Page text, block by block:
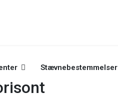
Stævnebestemmelser